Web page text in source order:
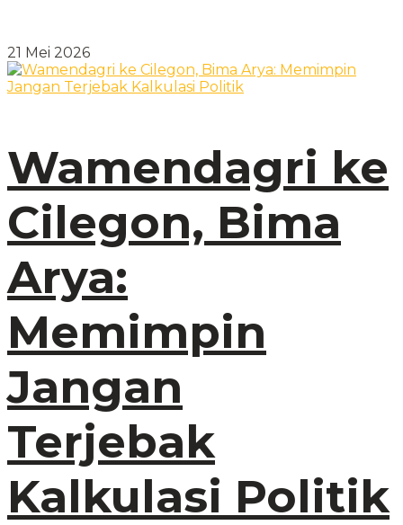
21 Mei 2026
Wamendagri ke
Cilegon, Bima
Arya:
Memimpin
Jangan
Terjebak
Kalkulasi Politik